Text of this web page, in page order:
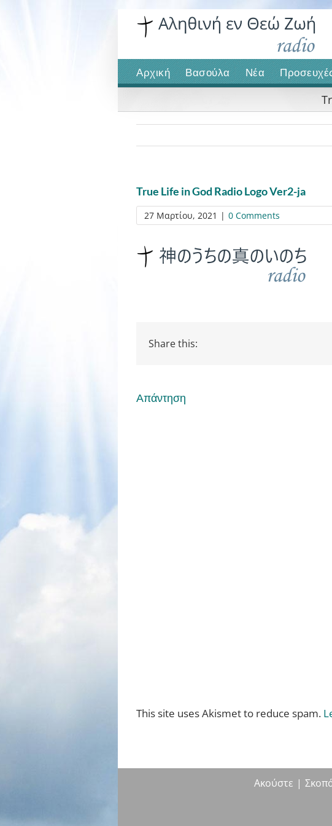
Αρχική Βασούλα Νέα
True Life in God Radio Logo Ver2-ja
27 Μαρτίου, 2021 | 0 Comments
Share this:
Απάντηση
This site uses Akismet to reduce spam.
Ακούστε